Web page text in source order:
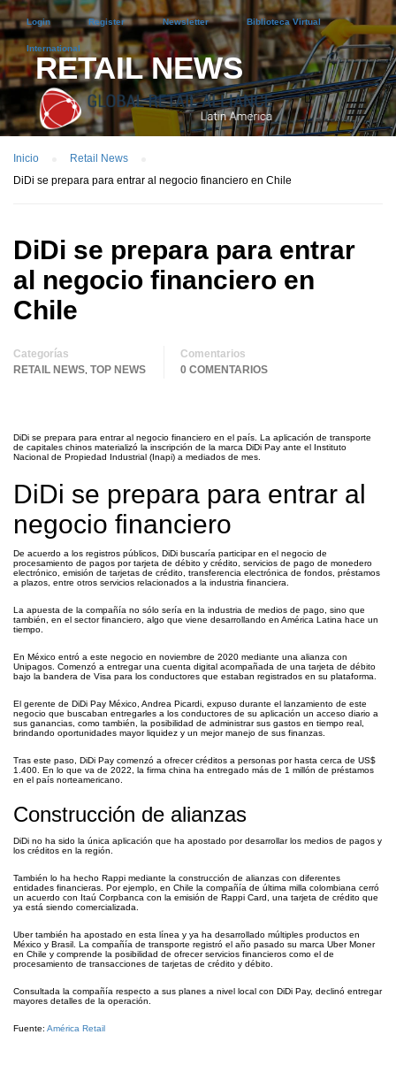
Login Register Newsletter Biblioteca Virtual
International
RETAIL NEWS
Inicio
Retail News
DiDi se prepara para entrar al negocio financiero en Chile
DiDi se prepara para entrar
al negocio financiero en
Chile
Categorías
RETAIL NEWS TOP NEWS
Comentarios
0 COMENTARIOS
DiDi se prepara para entrar al negocio financiero en el país. La aplicación de transporte
de capitales chinos materializó la inscripción de la marca DiDi Pay ante el Instituto
Nacional de Propiedad Industrial (Inapi) a mediados de mes.
DiDi se prepara para entrar al
negocio financiero
De acuerdo a los registros públicos, DiDi buscaría participar en el negocio de
procesamiento de pagos por tarjeta de débito y crédito, servicios de pago de monedero
electrónico, emisión de tarjetas de crédito, transferencia electrónica de fondos, préstamos
a plazos, entre otros servicios relacionados a la industria financiera.
La apuesta de la compañía no sólo sería en la industria de medios de pago, sino que
también, en el sector financiero, algo que viene desarrollando en América Latina hace un
tiempo.
En México entró a este negocio en noviembre de 2020 mediante una alianza con
Unipagos. Comenzó a entregar una cuenta digital acompañada de una tarjeta de débito
bajo la bandera de Visa para los conductores que estaban registrados en su plataforma.
El gerente de DiDi Pay México, Andrea Picardi, expuso durante el lanzamiento de este
negocio que buscaban entregarles a los conductores de su aplicación un acceso diario a
sus ganancias, como también, la posibilidad de administrar sus gastos en tiempo real,
brindando oportunidades mayor liquidez y un mejor manejo de sus finanzas.
Tras este paso, DiDi Pay comenzó a ofrecer créditos a personas por hasta cerca de US$
1.400. En lo que va de 2022, la firma china ha entregado más de 1 millón de préstamos
en el país norteamericano.
Construcción de alianzas
DiDi no ha sido la única aplicación que ha apostado por desarrollar los medios de pagos y
los créditos en la región.
También lo ha hecho Rappi mediante la construcción de alianzas con diferentes
entidades financieras. Por ejemplo, en Chile la compañía de última milla colombiana cerró
un acuerdo con Itaú Corpbanca con la emisión de Rappi Card, una tarjeta de crédito que
ya está siendo comercializada.
Uber también ha apostado en esta línea y ya ha desarrollado múltiples productos en
México y Brasil. La compañía de transporte registró el año pasado su marca Uber Moner
en Chile y comprende la posibilidad de ofrecer servicios financieros como el de
procesamiento de transacciones de tarjetas de crédito y débito.
Consultada la compañía respecto a sus planes a nivel local con DiDi Pay, declinó entregar
mayores detalles de la operación.
Fuente: América Retail